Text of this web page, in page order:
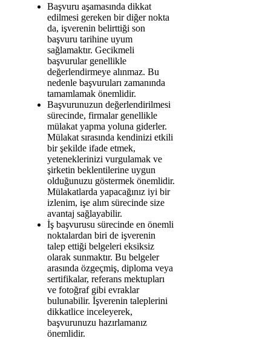
Başvuru aşamasında dikkat
edilmesi gereken bir diğer nokta
da, işverenin belirttiği son
başvuru tarihine uyum
sağlamaktır. Gecikmeli
başvurular genellikle
değerlendirmeye alınmaz. Bu
nedenle başvuruları zamanında
tamamlamak önemlidir.
Başvurunuzun değerlendirilmesi
sürecinde, firmalar genellikle
mülakat yapma yoluna giderler.
Mülakat sırasında kendinizi etkili
bir şekilde ifade etmek,
yeteneklerinizi vurgulamak ve
şirketin beklentilerine uygun
olduğunuzu göstermek önemlidir.
Mülakatlarda yapacağınız iyi bir
izlenim, işe alım sürecinde size
avantaj sağlayabilir.
İş başvurusu sürecinde en önemli
noktalardan biri de işverenin
talep ettiği belgeleri eksiksiz
olarak sunmaktır. Bu belgeler
arasında özgeçmiş, diploma veya
sertifikalar, referans mektupları
ve fotoğraf gibi evraklar
bulunabilir. İşverenin taleplerini
dikkatlice inceleyerek,
başvurunuzu hazırlamanız
önemlidir.